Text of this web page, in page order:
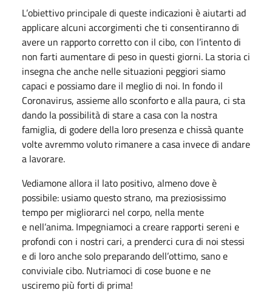
L’obiettivo principale di queste indicazioni è aiutarti ad
applicare alcuni accorgimenti che ti consentiranno di
avere un rapporto corretto con il cibo, con l’intento di
non farti aumentare di peso in questi giorni. La storia ci
insegna che anche nelle situazioni peggiori siamo
capaci e possiamo dare il meglio di noi. In fondo il
Coronavirus, assieme allo sconforto e alla paura, ci sta
dando la possibilità di stare a casa con la nostra
famiglia, di godere della loro presenza e chissà quante
volte avremmo voluto rimanere a casa invece di andare
a lavorare.
Vediamone allora il lato positivo, almeno dove è
possibile: usiamo questo strano, ma preziosissimo
tempo per migliorarci nel corpo, nella mente
e nell’anima. Impegniamoci a creare rapporti sereni e
profondi con i nostri cari, a prenderci cura di noi stessi
e di loro anche solo preparando dell’ottimo, sano e
conviviale cibo. Nutriamoci di cose buone e ne
usciremo più forti di prima!